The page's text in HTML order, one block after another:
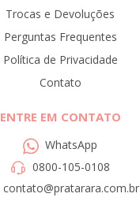
Trocas e Devoluções
Perguntas Frequentes
Política de Privacidade
Contato
ENTRE EM CONTATO
WhatsApp
0800-105-0108
contato@pratarara.com.br